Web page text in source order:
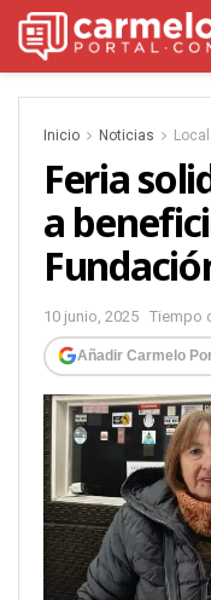
Inicio Noticias Local
Feria
a
10 junio, 2025 Tiempo
Añadir Carmelo